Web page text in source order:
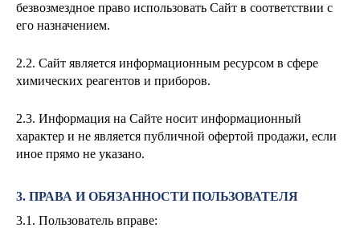
безвозмездное право использовать Сайт в соответствии с
его назначением.
2.2. Сайт является информационным ресурсом в сфере
химических реагентов и приборов.
2.3. Информация на Сайте носит информационный
характер и не является публичной офертой продажи, если
иное прямо не указано.
3. ПРАВА И ОБЯЗАННОСТИ ПОЛЬЗОВАТЕЛЯ
3.1. Пользователь вправе: